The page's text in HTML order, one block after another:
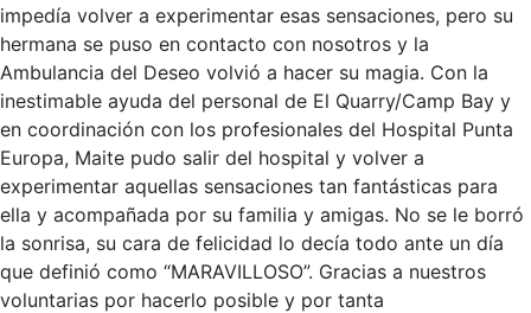
impedía volver a experimentar esas sensaciones, pero su
hermana se puso en contacto con nosotros y la
Ambulancia del Deseo volvió a hacer su magia. Con la
inestimable ayuda del personal de El Quarry/Camp Bay y
en coordinación con los profesionales del Hospital Punta
Europa, Maite pudo salir del hospital y volver a
experimentar aquellas sensaciones tan fantásticas para
ella y acompañada por su familia y amigas. No se le borró
la sonrisa, su cara de felicidad lo decía todo ante un día
que definió como “MARAVILLOSO”. Gracias a nuestros
voluntarias por hacerlo posible y por tanta